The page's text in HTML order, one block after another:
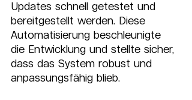
Updates schnell getestet und
bereitgestellt werden. Diese
Automatisierung beschleunigte
die Entwicklung und stellte sicher,
dass das System robust und
anpassungsfähig blieb.